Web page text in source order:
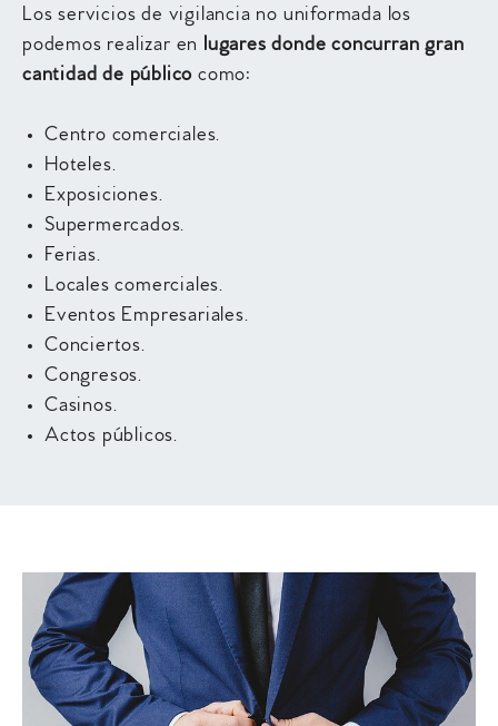
Los servicios de vigilancia no uniformada los
podemos realizar en lugares donde concurran gran
cantidad de público como:
Centro comerciales.
Hoteles.
Exposiciones.
Supermercados.
Ferias.
Locales comerciales.
Eventos Empresariales.
Conciertos.
Congresos.
Casinos.
Actos públicos.